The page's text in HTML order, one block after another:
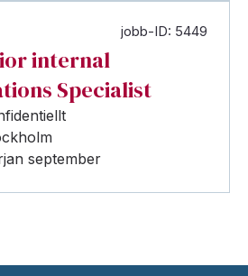
jobb-ID: 5449
internal
Specialist
september